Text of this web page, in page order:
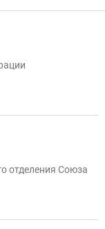
отделения Союза